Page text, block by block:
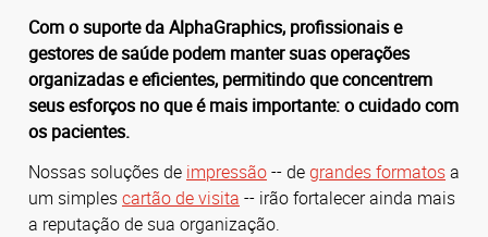
Com o suporte da AlphaGraphics, profissionais e
gestores de saúde podem manter suas operações
organizadas e eficientes, permitindo que concentrem
seus esforços no que é mais importante: o cuidado com
os pacientes.
Nossas soluções de impressão-- degrandes formatosa
um simplescartão de visita -- irão fortalecer ainda mais
a reputação de sua organização.